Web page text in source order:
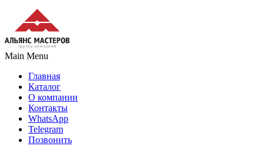
Main Menu
Главная
Каталог
О компании
Контакты
WhatsApp
Telegram
Позвонить